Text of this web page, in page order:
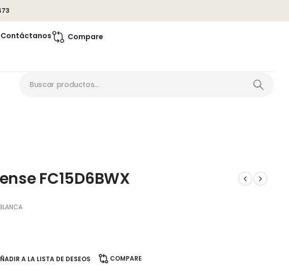
Contáctanos Compare
FC15D6BWX
A LA LISTA DE DESEOS COMPARE